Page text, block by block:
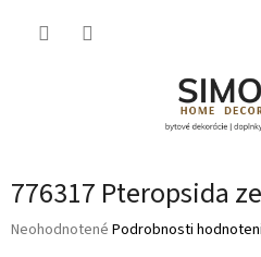
776317 Pteropsida
Priemerné
Neohodnotené Podrobnosti